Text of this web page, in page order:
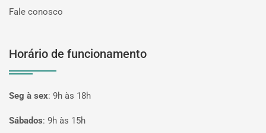
Fale conosco
Horário de funcionamento
Seg à sex: 9h às 18h
Sábados: 9h às 15h